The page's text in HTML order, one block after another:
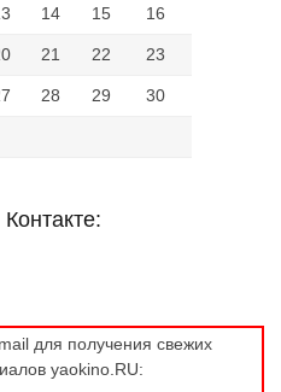
14 15 16
21 22 23
28 29 30
для получения свежих
yaokino.RU: